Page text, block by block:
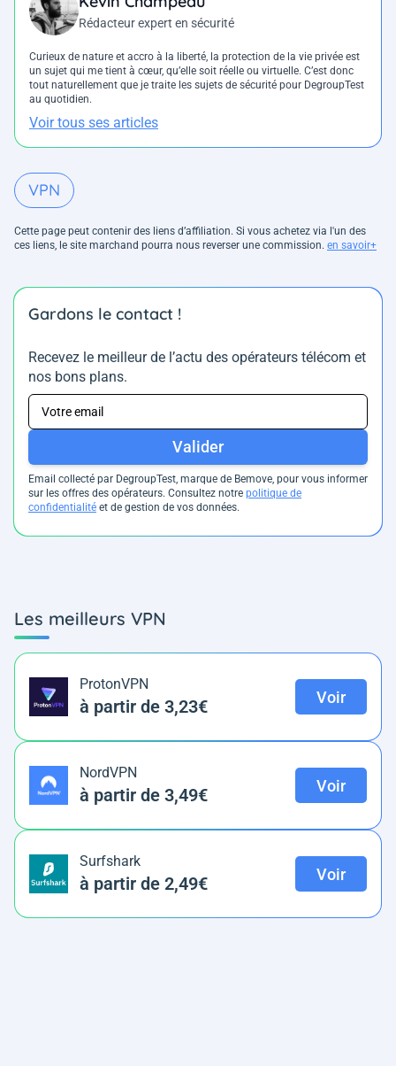
Rédacteur expert en sécurité
Curieux de nature et accro à la liberté, la protection de la vie privée est
un sujet qui me tient à cœur, qu’elle soit réelle ou virtuelle. C’est donc
tout naturellement que je traite les sujets de sécurité pour DegroupTest
au quotidien.
Voir tous ses articles
VPN
Cette page peut contenir des liens d’affiliation. Si vous achetez via l'un des
ces liens, le site marchand pourra nous reverser une commission. en savoir+
Gardons le contact !
Recevez le meilleur de l’actu des opérateurs télécom et
nos bons plans.
Valider
Email collecté par DegroupTest, marque de Bemove, pour vous informer
sur les offres des opérateurs. Consultez notre politique de
confidentialité et de gestion de vos données.
Les meilleurs VPN
ProtonVPN
à partir de 3,23€ Voir
NordVPN
à partir de 3,49€ Voir
Surfshark
à partir de 2,49€ Voir